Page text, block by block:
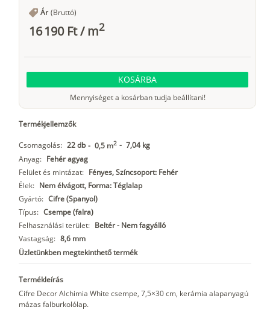
Ár (Bruttó)
16 190 Ft/m2
KOSÁRBA
Mennyiséget a kosárban tudja beállítani!
Termékjellemzők
Csomagolás: 22 db - 0,5 m2 - 7,04 kg
Anyag: Fehér agyag
Felület és mintázat: Fényes, Színcsoport: Fehér
Élek: Nem élvágott, Forma: Téglalap
Gyártó: Cifre (Spanyol)
Típus: Csempe (falra)
Felhasználási terület: Beltér - Nem fagyálló
Vastagság: 8,6 mm
Üzletünkben megtekinthető termék
Termékleírás
Cifre Decor Alchimia White csempe, 7,5×30 cm, kerámia alapanyagú
mázas falburkolólap.